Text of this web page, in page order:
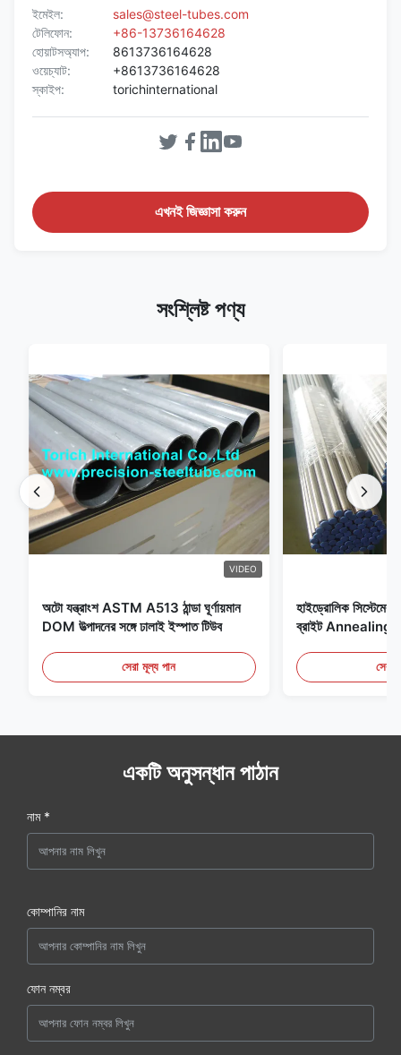
ইমেইল:
sales@steel-tubes.com
টেলিফোন:
+86-13736164628
হোয়াটসঅ্যাপ:
8613736164628
ওয়েচ্যাট:
+8613736164628
স্কাইপ:
torichinternational
এখনই জিজ্ঞাসা করুন
সংশ্লিষ্ট পণ্য
VIDEO
অটো যন্ত্রাংশ ASTM A513 ঠান্ডা ঘূর্ণায়মান
DOM উত্পাদনের সঙ্গে ঢালাই ইস্পাত টিউব
সেরা মূল্য পান
হাইড্রোলিক সিস্টেমের
ব্রাইট Annealing
সেরা
একটি অনুসন্ধান পাঠান
নাম *
কোম্পানির নাম
ফোন নম্বর